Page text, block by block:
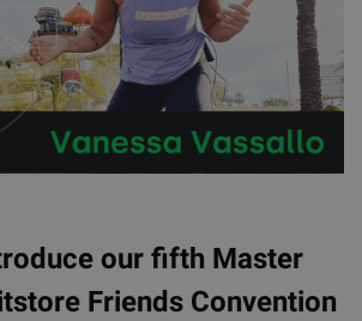
our fifth Master
Friends Convention